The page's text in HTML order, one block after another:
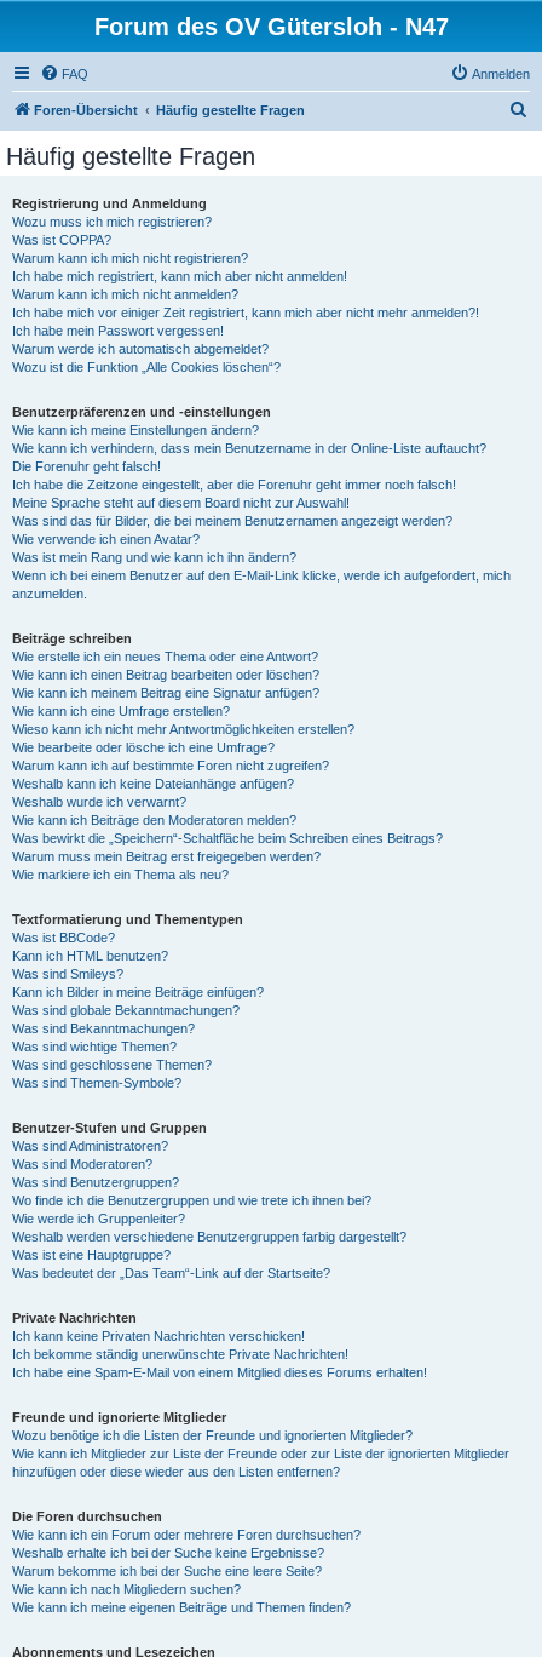
Forum des OV Gütersloh - N47
FAQ Anmelden
Foren-Übersicht Häufig gestellte Fragen
Häufig gestellte Fragen
Registrierung und Anmeldung
Wozu muss ich mich registrieren?
Was ist COPPA?
Warum kann ich mich nicht registrieren?
Ich habe mich registriert, kann mich aber nicht anmelden!
Warum kann ich mich nicht anmelden?
Ich habe mich vor einiger Zeit registriert, kann mich aber nicht mehr anmelden?!
Ich habe mein Passwort vergessen!
Warum werde ich automatisch abgemeldet?
Wozu ist die Funktion „Alle Cookies löschen“?
Benutzerpräferenzen und -einstellungen
Wie kann ich meine Einstellungen ändern?
Wie kann ich verhindern, dass mein Benutzername in der Online-Liste auftaucht?
Die Forenuhr geht falsch!
Ich habe die Zeitzone eingestellt, aber die Forenuhr geht immer noch falsch!
Meine Sprache steht auf diesem Board nicht zur Auswahl!
Was sind das für Bilder, die bei meinem Benutzernamen angezeigt werden?
Wie verwende ich einen Avatar?
Was ist mein Rang und wie kann ich ihn ändern?
Wenn ich bei einem Benutzer auf den E-Mail-Link klicke, werde ich aufgefordert, mich
anzumelden.
Beiträge schreiben
Wie erstelle ich ein neues Thema oder eine Antwort?
Wie kann ich einen Beitrag bearbeiten oder löschen?
Wie kann ich meinem Beitrag eine Signatur anfügen?
Wie kann ich eine Umfrage erstellen?
Wieso kann ich nicht mehr Antwortmöglichkeiten erstellen?
Wie bearbeite oder lösche ich eine Umfrage?
Warum kann ich auf bestimmte Foren nicht zugreifen?
Weshalb kann ich keine Dateianhänge anfügen?
Weshalb wurde ich verwarnt?
Wie kann ich Beiträge den Moderatoren melden?
Was bewirkt die „Speichern“-Schaltfläche beim Schreiben eines Beitrags?
Warum muss mein Beitrag erst freigegeben werden?
Wie markiere ich ein Thema als neu?
Textformatierung und Thementypen
Was ist BBCode?
Kann ich HTML benutzen?
Was sind Smileys?
Kann ich Bilder in meine Beiträge einfügen?
Was sind globale Bekanntmachungen?
Was sind Bekanntmachungen?
Was sind wichtige Themen?
Was sind geschlossene Themen?
Was sind Themen-Symbole?
Benutzer-Stufen und Gruppen
Was sind Administratoren?
Was sind Moderatoren?
Was sind Benutzergruppen?
Wo finde ich die Benutzergruppen und wie trete ich ihnen bei?
Wie werde ich Gruppenleiter?
Weshalb werden verschiedene Benutzergruppen farbig dargestellt?
Was ist eine Hauptgruppe?
Was bedeutet der „Das Team“-Link auf der Startseite?
Private Nachrichten
Ich kann keine Privaten Nachrichten verschicken!
Ich bekomme ständig unerwünschte Private Nachrichten!
Ich habe eine Spam-E-Mail von einem Mitglied dieses Forums erhalten!
Freunde und ignorierte Mitglieder
Wozu benötige ich die Listen der Freunde und ignorierten Mitglieder?
Wie kann ich Mitglieder zur Liste der Freunde oder zur Liste der ignorierten Mitglieder
hinzufügen oder diese wieder aus den Listen entfernen?
Die Foren durchsuchen
Wie kann ich ein Forum oder mehrere Foren durchsuchen?
Weshalb erhalte ich bei der Suche keine Ergebnisse?
Warum bekomme ich bei der Suche eine leere Seite?
Wie kann ich nach Mitgliedern suchen?
Wie kann ich meine eigenen Beiträge und Themen finden?
Abonnements und Lesezeichen